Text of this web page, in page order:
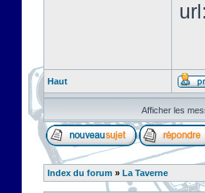
url:
Haut
Afficher les
Index du forum » La Taverne